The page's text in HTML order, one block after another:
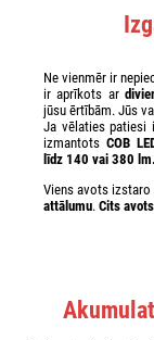
Ne vienmēr ir
ir aprīkots ar
jūsu ērtībām. Jūs
Ja vēlaties patiesi
izmantots COB
līdz 140 vai 380 lm.
Viens avots izstaro
attālumu. Cits avots